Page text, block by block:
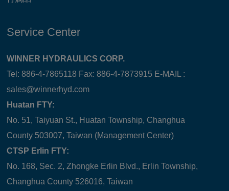
Service Center
WINNER HYDRAULICS CORP.
Tel: 886-4-7865118 Fax: 886-4-7873915 E-MAIL :
sales@winnerhyd.com
Huatan FTY:
No. 51, Taiyuan St., Huatan Township, Changhua
County 503007, Taiwan (Management Center)
CTSP Erlin FTY:
No. 168, Sec. 2, Zhongke Erlin Blvd., Erlin Township,
Changhua County 526016, Taiwan